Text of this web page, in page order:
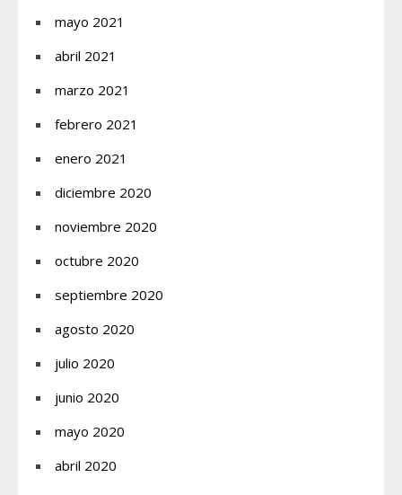
mayo 2021
abril 2021
marzo 2021
febrero 2021
enero 2021
diciembre 2020
noviembre 2020
octubre 2020
septiembre 2020
agosto 2020
julio 2020
junio 2020
mayo 2020
abril 2020